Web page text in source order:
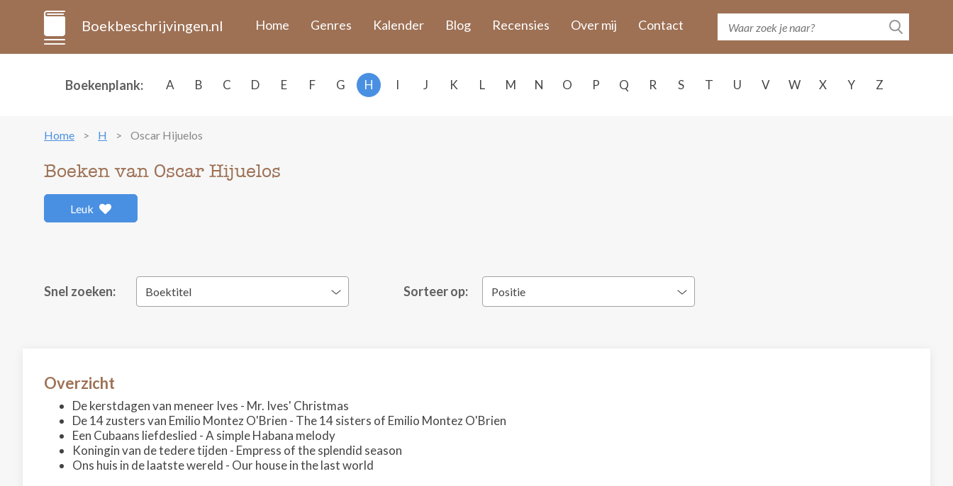
Boekbeschrijvingen.nl Home Genres Kalender Blog Recensies Over mij Contact
Boekenplank: A B C D E F G H I J K L M N O P Q R S T U V W X Y Z
Home H Oscar Hijuelos
Boeken van Oscar Hijuelos
Leuk
Snel zoeken: Boektitel Sorteer op: Positie
Overzicht
De kerstdagen van meneer Ives - Mr. Ives' Christmas
De 14 zusters van Emilio Montez O'Brien - The 14 sisters of Emilio Montez O'Brien
Een Cubaans liefdeslied - A simple Habana melody
Koningin van de tedere tijden - Empress of the splendid season
Ons huis in de laatste wereld - Our house in the last world